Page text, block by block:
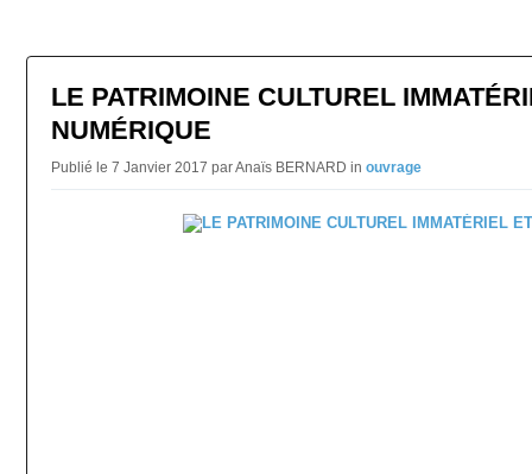
LE PATRIMOINE CULTUREL
NUMÉRIQUE
Publié le 7 Janvier 2017 par Anaïs BERNARD in ouvrage